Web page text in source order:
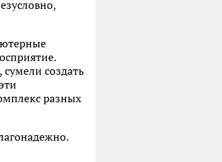
создать
разных